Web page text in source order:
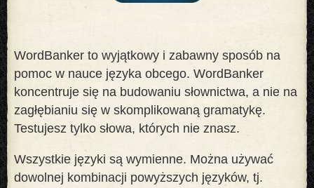
WordBanker to wyjątkowy i zabawny sposób na
pomoc w nauce języka obcego. WordBanker
koncentruje się na budowaniu słownictwa, a nie na
zagłębianiu się w skomplikowaną gramatykę.
Testujesz tylko słowa, których nie znasz.
Wszystkie języki są wymienne. Można używać
dowolnej kombinacji powyższych języków, tj.